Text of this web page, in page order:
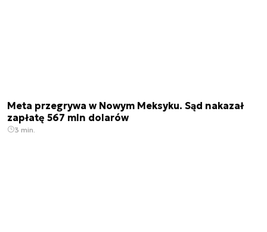
Meta przegrywa w Nowym Meksyku. Sąd nakazał
zapłatę 567 mln dolarów
3 min.